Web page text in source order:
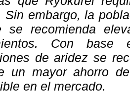
Sin embargo, la
se recomienda
Con base
de aridez se
un mayor ahorro
en el mercado.